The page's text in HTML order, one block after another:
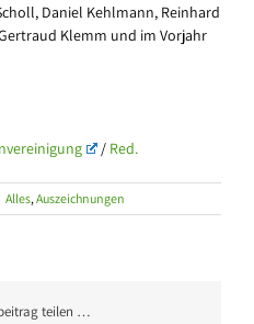
Daniel Kehlmann, Reinhard
Klemm und im Vorjahr
/ Red.
Alles, Auszeichnungen
teilen …